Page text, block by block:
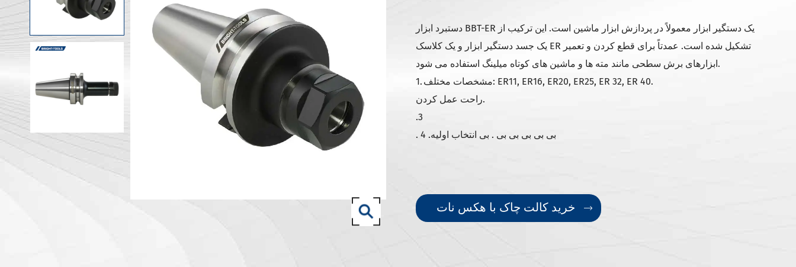
ابزارهای خسته کننده
دستیابیهای هزینه ابزار
JIS B 6339- BT
نگهبانان ابزار JIS B 6339- BT
نگهبانان ابزار JIS B 6339- NBT
نگهبانان ابزار DIN 69871- SK
نگهبانان ابزار DIN 69871- IO
نگهبانان ابزار ANSI B5.50 SCAT/CAT
نگهبانان ابزار HSK-F DIN 69893 (ISO 12164)
نگهبانان ابزار DIN69893 (ISO12164-1)- HSK- T
دستبرد ابزار BBT-ER یک دستگیر ابزار معمولاً در پردازش ابزار ماشین است. این ترکیب از
یک جسد دستگیر ابزار و یک کلاسک ER تشکیل شده است. عمدتاً برای قطع کردن و تعمیر
ابزارهای برش سطحی مانند مته ها و ماشین های کوتاه میلینگ استفاده می شود.
1. مشخصات مختلف: ER11, ER16, ER20, ER25, ER 32, ER 40.
راحت عمل کردن.
.3
. 4 .بی بی بی بی بی . بی انتخاب اولیه
